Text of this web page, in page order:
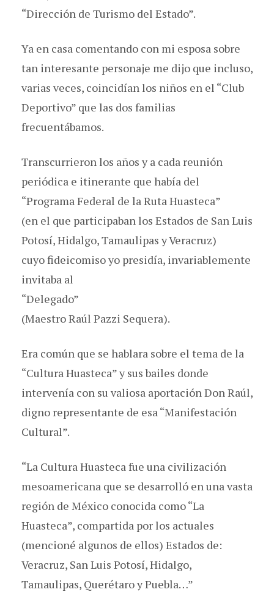
“Dirección de Turismo del Estado”.
Ya en casa comentando con mi esposa sobre
tan interesante personaje me dijo que incluso,
varias veces, coincidían los niños en el “Club
Deportivo” que las dos familias
frecuentábamos.
Transcurrieron los años y a cada reunión
periódica e itinerante que había del
“Programa Federal de la Ruta Huasteca”
(en el que participaban los Estados de San Luis
Potosí, Hidalgo, Tamaulipas y Veracruz)
cuyo fideicomiso yo presidía, invariablemente
invitaba al
“Delegado”
(Maestro Raúl Pazzi Sequera).
Era común que se hablara sobre el tema de la
“Cultura Huasteca” y sus bailes donde
intervenía con su valiosa aportación Don Raúl,
digno representante de esa “Manifestación
Cultural”.
“La Cultura Huasteca fue una civilización
mesoamericana que se desarrolló en una vasta
región de México conocida como “La
Huasteca”, compartida por los actuales
(mencioné algunos de ellos) Estados de:
Veracruz, San Luis Potosí, Hidalgo,
Tamaulipas, Querétaro y Puebla…”